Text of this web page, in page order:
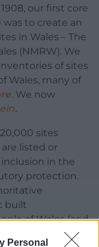
Personal
our first core
to create an
in Wales – The
(NMRW). We
of sites
Wales, many of
. We now
.
sites
listed or
in the
protection.
built
of Wales (and
be searched by